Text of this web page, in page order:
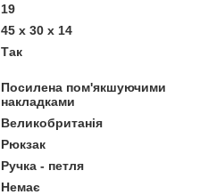
19
45 x 30 x 14
Так
Посилена пом'якшуючими
накладками
Великобританія
Рюкзак
Ручка - петля
Немає